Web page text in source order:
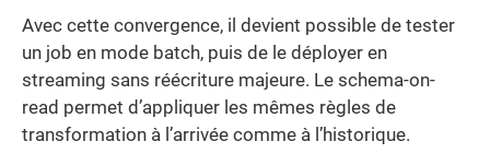
Avec cette convergence, il devient possible de tester
un job en mode batch, puis de le déployer en
streaming sans réécriture majeure. Le schema-on-
read permet d’appliquer les mêmes règles de
transformation à l’arrivée comme à l’historique.